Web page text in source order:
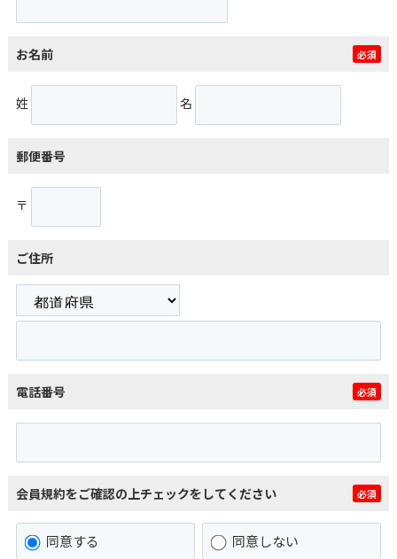
お名前 必須
姓 名
郵便番号
〒
ご住所
電話番号 必須
会員規約をご確認の上チェックをしてください 必須
同意する 同意しない